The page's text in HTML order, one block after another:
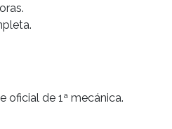
oficial de 1ª mecánica.